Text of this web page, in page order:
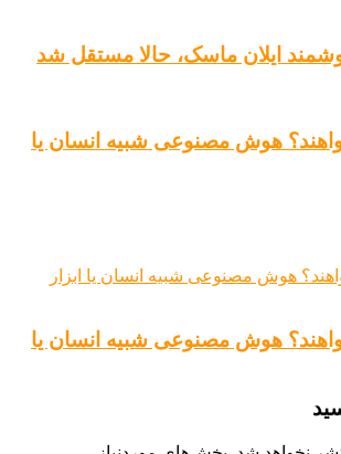
ایلان ماسک، حالا مستقل شد
هوش مصنوعی شبیه انسان یا
هوش مصنوعی شبیه انسان یا